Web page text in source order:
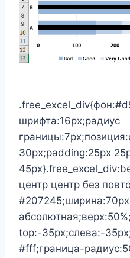
шрифта:16px;радиус
30px;padding:25px
центр центр без
top:-35px;слева:-
#fff;граница-